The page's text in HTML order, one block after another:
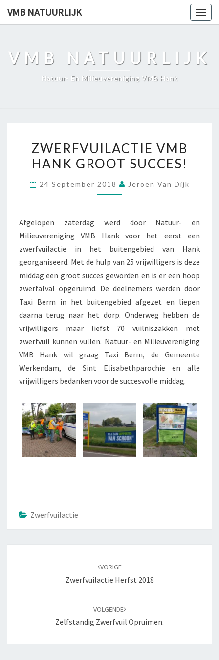
VMB NATUURLIJK
VMB NATUURLIJK
Natuur- En Milieuvereniging VMB Hank
VMB
HANK
SUCCES!
ZWERFVUILACTIE VMB
HANK GROOT SUCCES!
24 September 2018 Jeroen Van Dijk
Afgelopen zaterdag werd door Natuur- en
Milieuvereniging VMB Hank voor het eerst een
zwerfvuilactie in het buitengebied van Hank
georganiseerd. Met de hulp van 25 vrijwilligers is deze
middag een groot succes geworden en is er een hoop
zwerfafval opgeruimd. De deelnemers werden door
Taxi Berm in het buitengebied afgezet en liepen
daarna terug naar het dorp. Onderweg hebben de
vrijwilligers maar liefst 70 vuilniszakken met
zwerfvuil kunnen vullen. Natuur- en Milieuvereniging
VMB Hank wil graag Taxi Berm, de Gemeente
Werkendam, de Sint Elisabethparochie en alle
vrijwilligers bedanken voor de succesvolle middag.
Zwerfvuilactie
VORIGE
Zwerfvuilactie Herfst 2018
VOLGENDE
Zelfstandig Zwerfvuil Opruimen.